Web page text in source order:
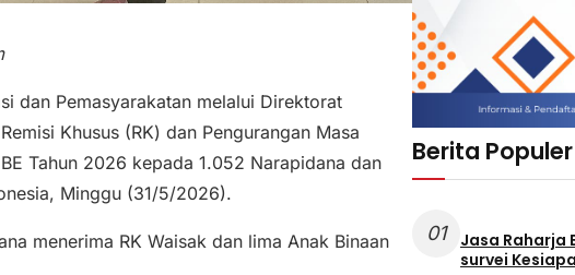
dan Pemasyarakatan melalui Direktorat
Khusus (RK) dan Pengurangan Masa
Tahun 2026 kepada 1.052 Narapidana dan
Minggu (31/5/2026).
menerima RK Waisak dan lima Anak Binaan
Berita Populer
01
Jasa Raharja
survei